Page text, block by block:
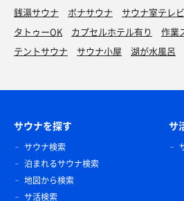
銭湯サウナ
ボナサウナ サウナ室テレ
タトゥーOK
カプセルホテル有り
作業
テントサウナ
サウナ小屋 湖が水風呂
サウナを探す
サウナ検索
泊まれるサウナ検索
地図から検索
サ活検索
サ